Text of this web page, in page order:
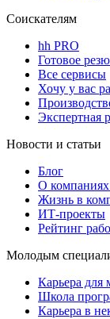
Соискателям
hh PRO
Готовое
Все сервисы
Хочу у вас
Экспертная
Новости и статьи
Блог
О
Жизнь в
ИТ-проекты
Рейтинг
Молодым
Карьера для
Школа
Карьера в